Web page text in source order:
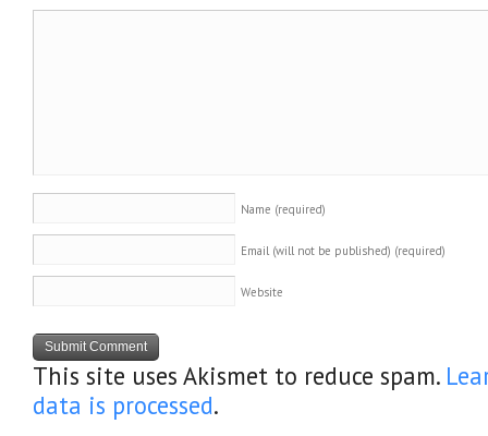
Name (required)
Email (will not be published) (required)
Website
This site uses Akismet to reduce spam.
data is processed.